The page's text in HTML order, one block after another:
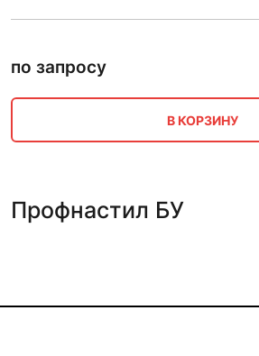
по запросу
В КОРЗИНУ
Профнастил БУ